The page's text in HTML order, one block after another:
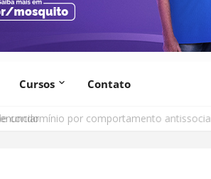
Cursos Contato
condomínio por comportamento antissocial